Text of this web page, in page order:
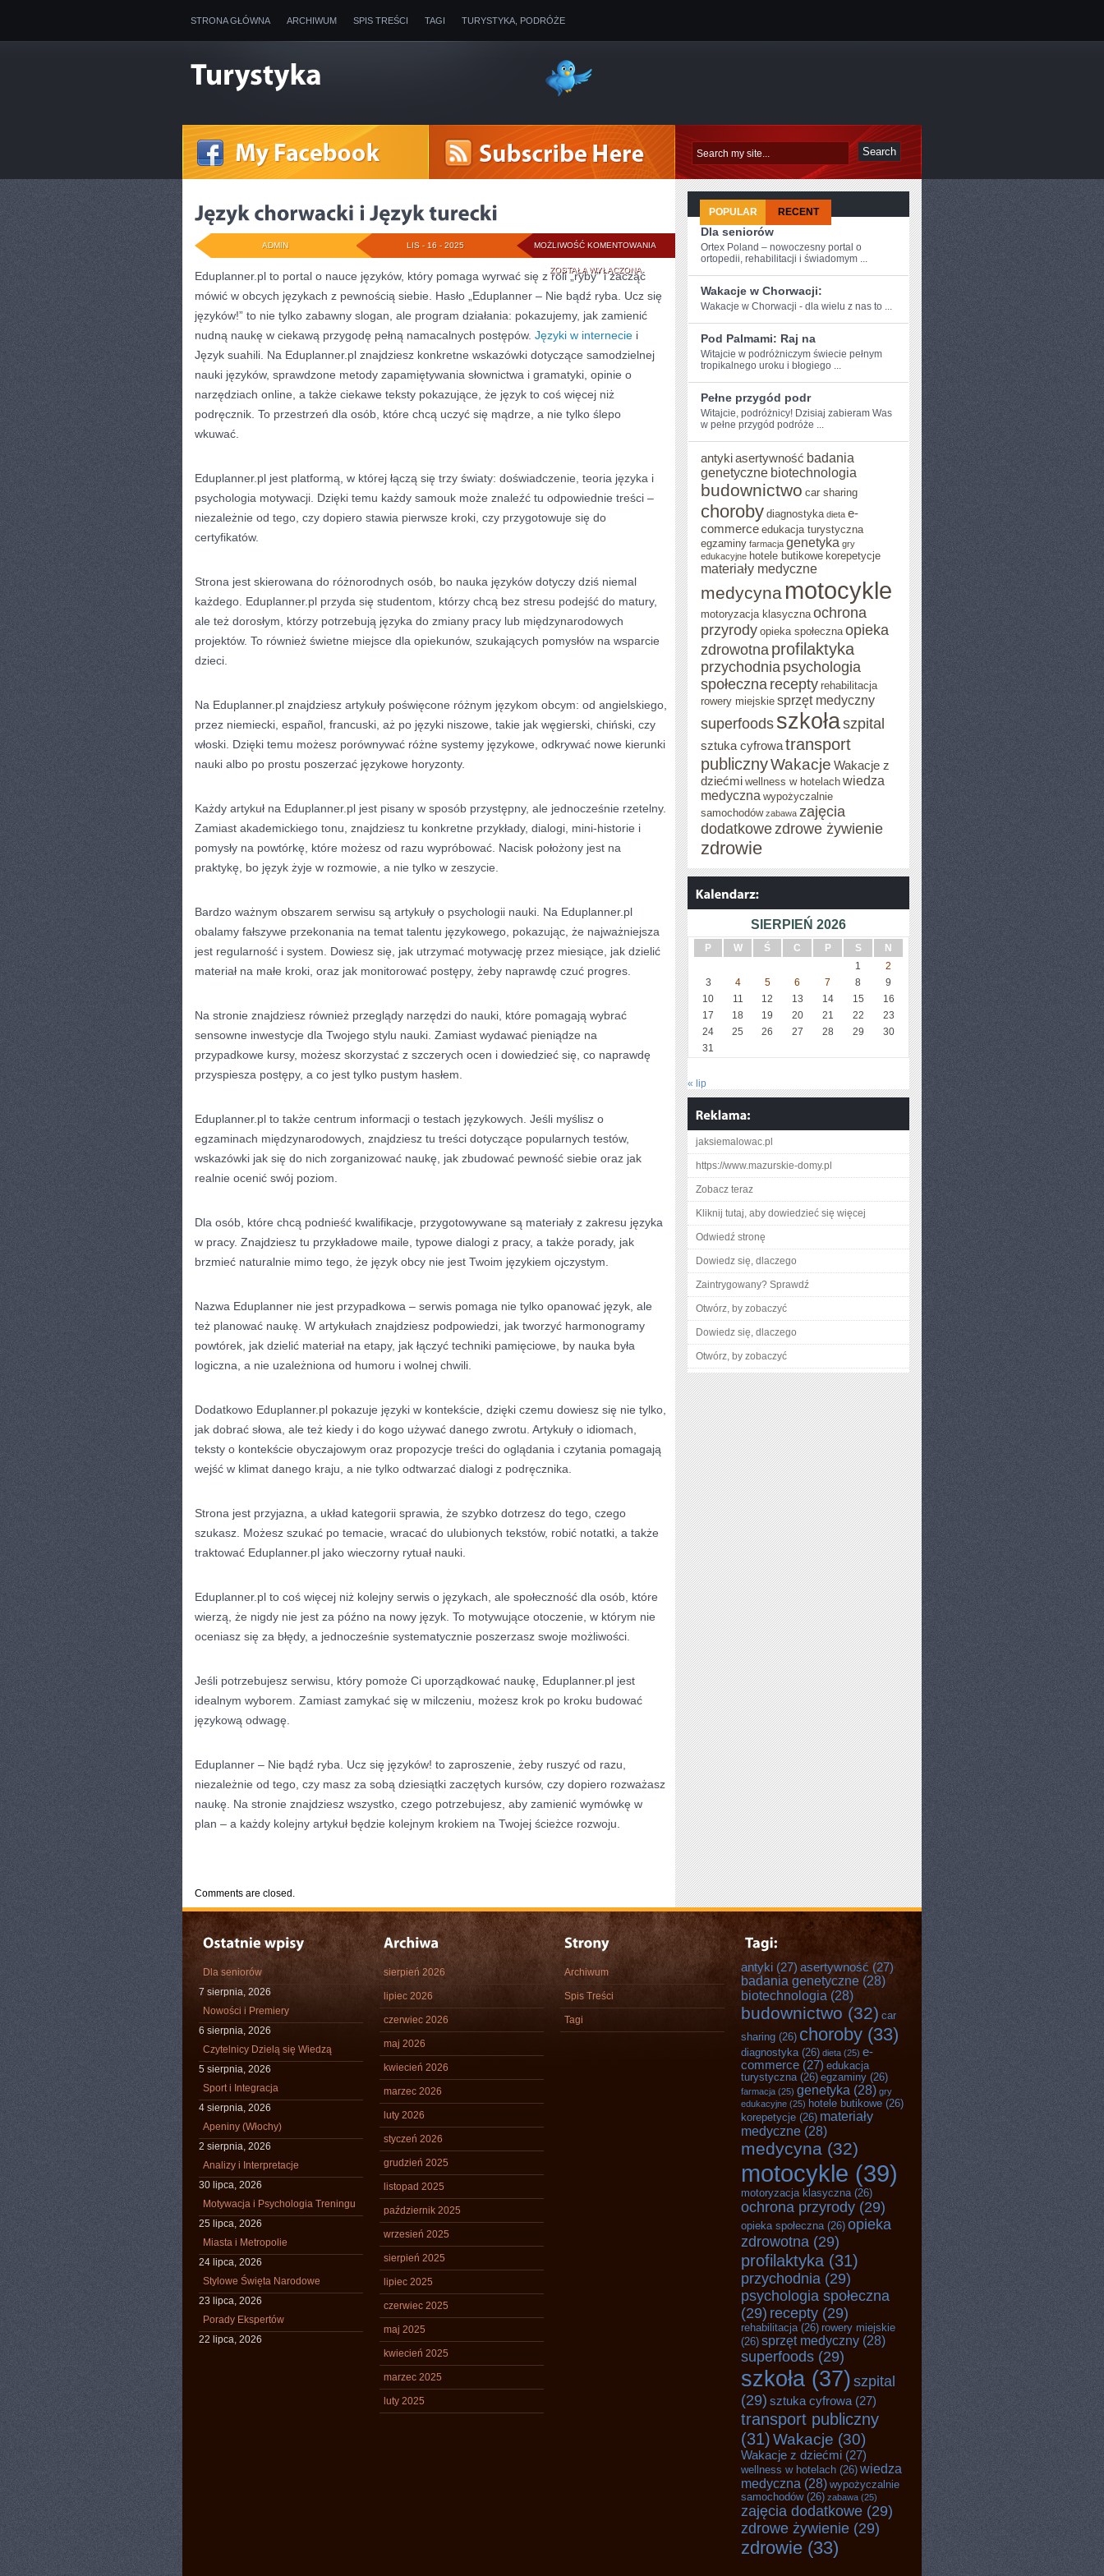
STRONA GŁÓWNA ARCHIWUM SPIS TREŚCI TAGI TURYSTYKA, PODRÓŻE
MOŻLIWOŚĆ KOMENTOWANIA JĘZYK
CHORWACKI
I
JĘZYK
TURECKI
ZOSTAŁA WYŁĄCZONA
LIS - 16 - 2025
ADMIN
Eduplanner.pl to portal o nauce języków, który pomaga wyrwać się z roli „ryby” i zacząć
mówić w obcych językach z pewnością siebie. Hasło „Eduplanner – Nie bądź ryba. Ucz się
języków!” to nie tylko zabawny slogan, ale program działania: pokazujemy, jak zamienić
nudną naukę w ciekawą przygodę pełną namacalnych postępów. Języki w internecie i
Język suahili. Na Eduplanner.pl znajdziesz konkretne wskazówki dotyczące samodzielnej
nauki języków, sprawdzone metody zapamiętywania słownictwa i gramatyki, opinie o
narzędziach online, a także ciekawe teksty pokazujące, że język to coś więcej niż
podręcznik. To przestrzeń dla osób, które chcą uczyć się mądrze, a nie tylko ślepo
wkuwać.
Eduplanner.pl jest platformą, w której łączą się trzy światy: doświadczenie, teoria języka i
psychologia motywacji. Dzięki temu każdy samouk może znaleźć tu odpowiednie treści –
niezależnie od tego, czy dopiero stawia pierwsze kroki, czy przygotowuje się do
certyfikatów.
Strona jest skierowana do różnorodnych osób, bo nauka języków dotyczy dziś niemal
każdego. Eduplanner.pl przyda się studentom, którzy chcą bez stresu podejść do matury,
ale też dorosłym, którzy potrzebują języka do zmiany pracy lub międzynarodowych
projektów. To również świetne miejsce dla opiekunów, szukających pomysłów na wsparcie
dzieci.
Na Eduplanner.pl znajdziesz artykuły poświęcone różnym językom obcym: od angielskiego,
przez niemiecki, español, francuski, aż po języki niszowe, takie jak węgierski, chiński, czy
włoski. Dzięki temu możesz porównywać różne systemy językowe, odkrywać nowe kierunki
nauki albo po prostu poszerzać językowe horyzonty.
Każdy artykuł na Eduplanner.pl jest pisany w sposób przystępny, ale jednocześnie rzetelny.
Zamiast akademickiego tonu, znajdziesz tu konkretne przykłady, dialogi, mini-historie i
pomysły na powtórkę, które możesz od razu wypróbować. Nacisk położony jest na
praktykę, bo język żyje w rozmowie, a nie tylko w zeszycie.
Bardzo ważnym obszarem serwisu są artykuły o psychologii nauki. Na Eduplanner.pl
obalamy fałszywe przekonania na temat talentu językowego, pokazując, że najważniejsza
jest regularność i system. Dowiesz się, jak utrzymać motywację przez miesiące, jak dzielić
materiał na małe kroki, oraz jak monitorować postępy, żeby naprawdę czuć progres.
Na stronie znajdziesz również przeglądy narzędzi do nauki, które pomagają wybrać
sensowne inwestycje dla Twojego stylu nauki. Zamiast wydawać pieniądze na
przypadkowe kursy, możesz skorzystać z szczerych ocen i dowiedzieć się, co naprawdę
przyspiesza postępy, a co jest tylko pustym hasłem.
Eduplanner.pl to także centrum informacji o testach językowych. Jeśli myślisz o
egzaminach międzynarodowych, znajdziesz tu treści dotyczące popularnych testów,
wskazówki jak się do nich zorganizować naukę, jak zbudować pewność siebie oraz jak
realnie ocenić swój poziom.
Dla osób, które chcą podnieść kwalifikacje, przygotowywane są materiały z zakresu języka
w pracy. Znajdziesz tu przykładowe maile, typowe dialogi z pracy, a także porady, jak
brzmieć naturalnie mimo tego, że język obcy nie jest Twoim językiem ojczystym.
Nazwa Eduplanner nie jest przypadkowa – serwis pomaga nie tylko opanować język, ale
też planować naukę. W artykułach znajdziesz podpowiedzi, jak tworzyć harmonogramy
powtórek, jak dzielić materiał na etapy, jak łączyć techniki pamięciowe, by nauka była
logiczna, a nie uzależniona od humoru i wolnej chwili.
Dodatkowo Eduplanner.pl pokazuje języki w kontekście, dzięki czemu dowiesz się nie tylko,
jak dobrać słowa, ale też kiedy i do kogo używać danego zwrotu. Artykuły o idiomach,
teksty o kontekście obyczajowym oraz propozycje treści do oglądania i czytania pomagają
wejść w klimat danego kraju, a nie tylko odtwarzać dialogi z podręcznika.
Strona jest przyjazna, a układ kategorii sprawia, że szybko dotrzesz do tego, czego
szukasz. Możesz szukać po temacie, wracać do ulubionych tekstów, robić notatki, a także
traktować Eduplanner.pl jako wieczorny rytuał nauki.
Eduplanner.pl to coś więcej niż kolejny serwis o językach, ale społeczność dla osób, które
wierzą, że nigdy nie jest za późno na nowy język. To motywujące otoczenie, w którym nie
oceniasz się za błędy, a jednocześnie systematycznie poszerzasz swoje możliwości.
Jeśli potrzebujesz serwisu, który pomoże Ci uporządkować naukę, Eduplanner.pl jest
idealnym wyborem. Zamiast zamykać się w milczeniu, możesz krok po kroku budować
językową odwagę.
Eduplanner – Nie bądź ryba. Ucz się języków! to zaproszenie, żeby ruszyć od razu,
niezależnie od tego, czy masz za sobą dziesiątki zaczętych kursów, czy dopiero rozważasz
naukę. Na stronie znajdziesz wszystko, czego potrzebujesz, aby zamienić wymówkę w
plan – a każdy kolejny artykuł będzie kolejnym krokiem na Twojej ścieżce rozwoju.
Comments are closed.
POPULAR RECENT
Dla seniorów
Ortex Poland – nowoczesny portal o
ortopedii, rehabilitacji i świadomym ...
Wakacje w Chorwacji:
Wakacje‍ w ​Chorwacji - dla ⁢wielu z nas to ...
Pod Palmami: Raj na
Witajcie w podróżniczym⁣ świecie pełnym
tropikalnego uroku i błogiego ...
Pełne przygód podr
Witajcie, ⁤podróżnicy! Dzisiaj ‌zabieram​ Was
w pełne przygód podróże ...
antykiasertywność badania
genetyczne biotechnologia
budownictwo car sharing
choroby diagnostyka dieta e-
commerce edukacja turystyczna
egzaminy farmacja genetyka gry
edukacyjne hotele butikowe korepetycje
materiały medyczne
medycyna motocykle
motoryzacja klasyczna ochrona
przyrody opieka społeczna opieka
zdrowotna profilaktyka
przychodnia psychologia
społeczna recepty rehabilitacja
rowery miejskie sprzęt medyczny
superfoods szkołaszpital
sztuka cyfrowatransport
publicznyWakacje Wakacje z
dziećmi wellness w hotelach wiedza
medyczna wypożyczalnie
samochodów zabawa zajęcia
dodatkowezdrowe żywienie
zdrowie
SIERPIEŃ 2026
P W Ś C P S
N
1
2
3
4 5 6 7 8
9
10
11 12 13 14 15
16
17
18 19 20 21 22
23
24
25 26 27 28 29
30
31
« lip
jaksiemalowac.pl
https://www.mazurskie-domy.pl
Zobacz teraz
Kliknij tutaj, aby dowiedzieć się więcej
Odwiedź stronę
Dowiedz się, dlaczego
Zaintrygowany? Sprawdź
Otwórz, by zobaczyć
Dowiedz się, dlaczego
Otwórz, by zobaczyć
Dla seniorów
7 sierpnia, 2026
Nowości i Premiery
6 sierpnia, 2026
Czytelnicy Dzielą się Wiedzą
5 sierpnia, 2026
Sport i Integracja
4 sierpnia, 2026
Apeniny (Włochy)
2 sierpnia, 2026
Analizy i Interpretacje
30 lipca, 2026
Motywacja i Psychologia Treningu
25 lipca, 2026
Miasta i Metropolie
24 lipca, 2026
Stylowe Święta Narodowe
23 lipca, 2026
Porady Ekspertów
22 lipca, 2026
sierpień 2026
lipiec 2026
czerwiec 2026
maj 2026
kwiecień 2026
marzec 2026
luty 2026
styczeń 2026
grudzień 2025
listopad 2025
październik 2025
wrzesień 2025
sierpień 2025
lipiec 2025
czerwiec 2025
maj 2025
kwiecień 2025
marzec 2025
luty 2025
Archiwum
Spis Treści
Tagi
antyki (27) asertywność (27)
badania genetyczne (28)
biotechnologia (28)
budownictwo (32) car
sharing (26) choroby (33)
diagnostyka(26) dieta (25) e-
commerce (27) edukacja
turystyczna(26) egzaminy (26)
farmacja (25) genetyka (28) gry
edukacyjne (25) hotele butikowe (26)
korepetycje (26) materiały
medyczne (28)
medycyna (32)
motocykle (39)
motoryzacja klasyczna(26)
ochrona przyrody (29)
opieka społeczna(26) opieka
zdrowotna (29)
profilaktyka (31)
przychodnia (29)
psychologia społeczna
(29) recepty (29)
rehabilitacja(26) rowery miejskie
(26) sprzęt medyczny (28)
superfoods (29)
szkoła (37) szpital
(29) sztuka cyfrowa (27)
transport publiczny
(31)Wakacje (30)
Wakacje z dziećmi (27)
wellness w hotelach (26) wiedza
medyczna (28) wypożyczalnie
samochodów(26) zabawa (25)
zajęcia dodatkowe (29)
zdrowe żywienie (29)
zdrowie (33)